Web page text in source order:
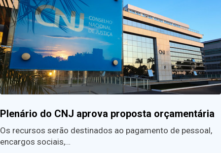
Plenário do CNJ aprova proposta orçamentária
Os recursos serão destinados ao pagamento de pessoal,
encargos sociais,…